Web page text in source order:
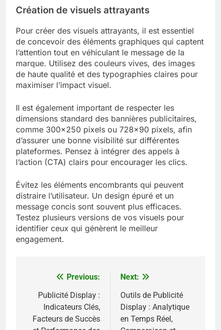
Création de visuels attrayants
Pour créer des visuels attrayants, il est essentiel
de concevoir des éléments graphiques qui captent
l’attention tout en véhiculant le message de la
marque. Utilisez des couleurs vives, des images
de haute qualité et des typographies claires pour
maximiser l’impact visuel.
Il est également important de respecter les
dimensions standard des bannières publicitaires,
comme 300×250 pixels ou 728×90 pixels, afin
d’assurer une bonne visibilité sur différentes
plateformes. Pensez à intégrer des appels à
l’action (CTA) clairs pour encourager les clics.
Évitez les éléments encombrants qui peuvent
distraire l’utilisateur. Un design épuré et un
message concis sont souvent plus efficaces.
Testez plusieurs versions de vos visuels pour
identifier ceux qui génèrent le meilleur
engagement.
navigation
Previous:
Publicité Display :
Indicateurs Clés,
Facteurs de Succès
Next:
Outils de Publicité
Display : Analytique
en Temps Réel,